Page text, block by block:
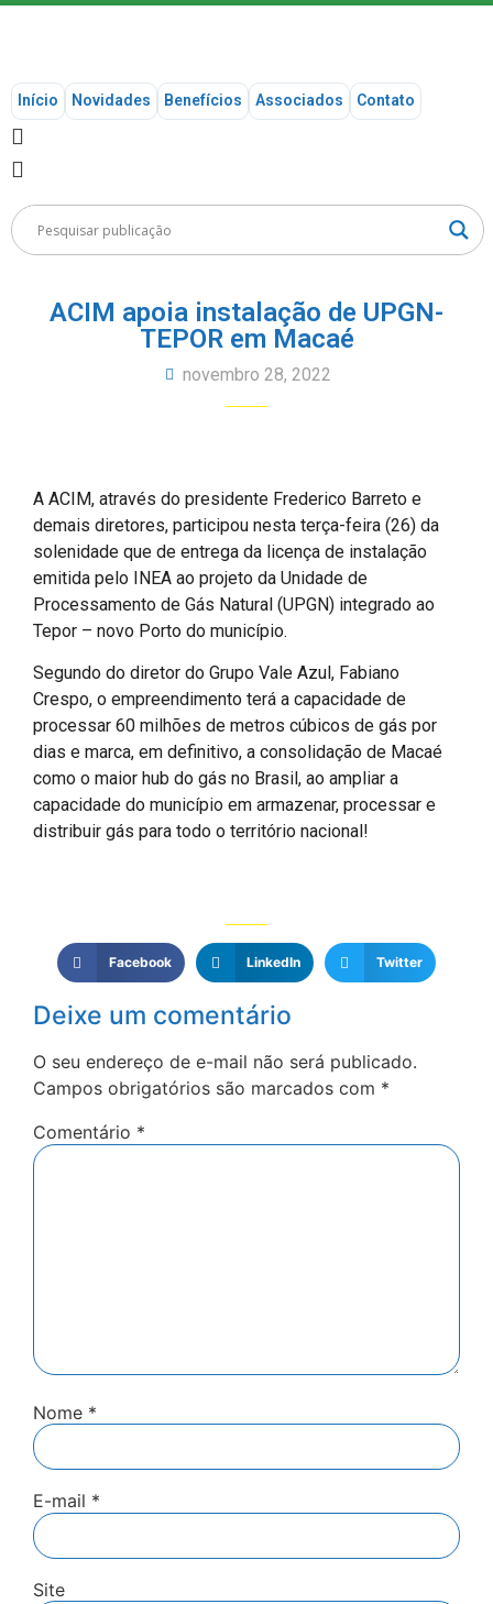
Início Novidades Benefícios Associados Contato
ACIM apoia instalação de UPGN-
TEPOR em Macaé
novembro 28, 2022
A ACIM, através do presidente Frederico Barreto e
demais diretores, participou nesta terça-feira (26) da
solenidade que de entrega da licença de instalação
emitida pelo INEA ao projeto da Unidade de
Processamento de Gás Natural (UPGN) integrado ao
Tepor – novo Porto do município.
Segundo do diretor do Grupo Vale Azul, Fabiano
Crespo, o empreendimento terá a capacidade de
processar 60 milhões de metros cúbicos de gás por
dias e marca, em definitivo, a consolidação de Macaé
como o maior hub do gás no Brasil, ao ampliar a
capacidade do município em armazenar, processar e
distribuir gás para todo o território nacional!
Facebook LinkedIn Twitter
Deixe um comentário
O seu endereço de e-mail não será publicado.
Campos obrigatórios são marcados com *
Comentário *
Nome *
E-mail *
Site